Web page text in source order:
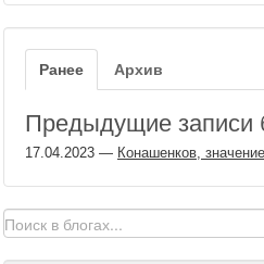
Ранее Архив
Предыдущие записи
17.04.2023 — Конашенков,